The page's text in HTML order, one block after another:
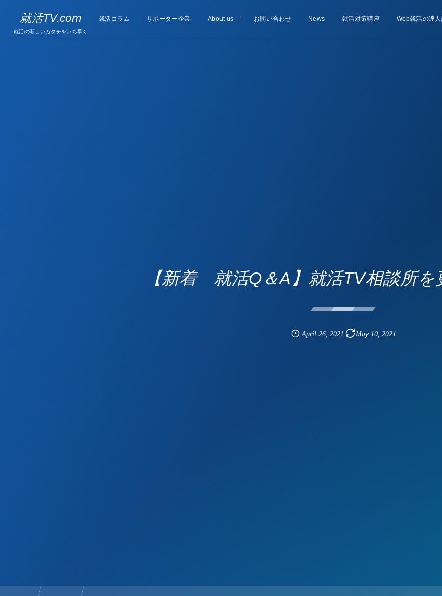
就活TV.com
就活の新しいカタチをいち早く
就活コラム
Column サポーター企業
Supporter
companies
About us お問い合わせ
Contact News
お知らせ 就活対策講座
Lesson Web就活の達
Course
【新着 就活Q＆A】就活TV相談所を
April 26, 2021 May 10,2021